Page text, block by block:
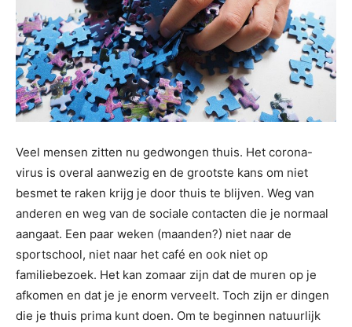
Veel mensen zitten nu gedwongen thuis. Het corona-
virus is overal aanwezig en de grootste kans om niet
besmet te raken krijg je door thuis te blijven. Weg van
anderen en weg van de sociale contacten die je normaal
aangaat. Een paar weken (maanden?) niet naar de
sportschool, niet naar het café en ook niet op
familiebezoek. Het kan zomaar zijn dat de muren op je
afkomen en dat je je enorm verveelt. Toch zijn er dingen
die je thuis prima kunt doen. Om te beginnen natuurlijk